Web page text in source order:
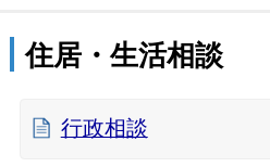
住居・生活相談
行政相談